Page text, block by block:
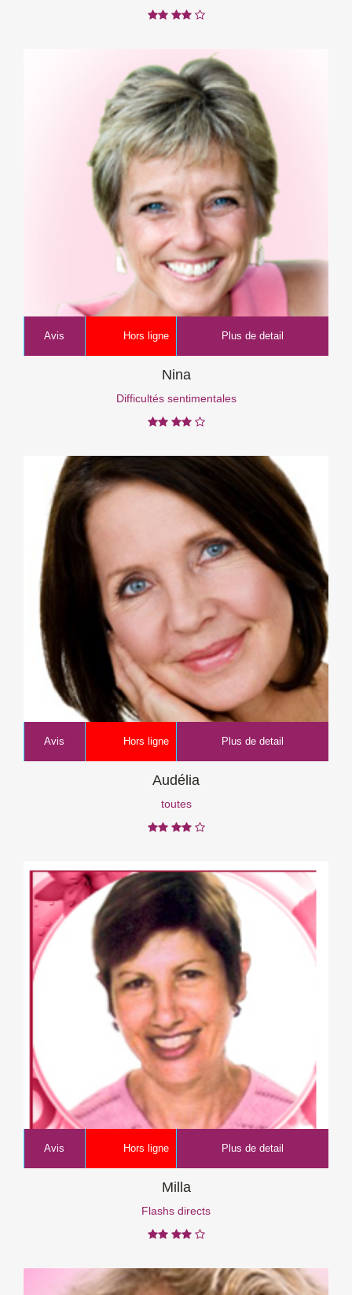
Avis Hors ligne Plus de detail
Nina
Difficultés sentimentales
Avis Hors ligne Plus de detail
Audélia
toutes
Avis Hors ligne Plus de detail
Milla
Flashs directs